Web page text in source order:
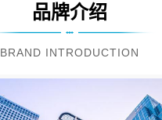
品牌介绍
BRAND INTRODUCTION